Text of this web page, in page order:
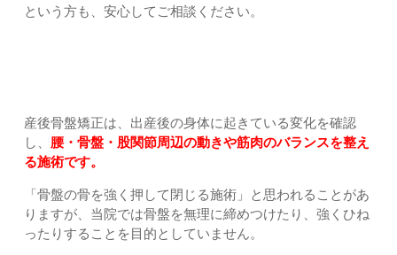
という方も、安心してご相談ください。
産後骨盤矯正は、出産後の身体に起きている変化を確認
し、 腰・骨盤・股関節周辺の動きや筋肉のバランスを整え
る施術です。
「骨盤の骨を強く押して閉じる施術」と思われることがあ
りますが、当院では骨盤を無理に締めつけたり、強くひね
ったりすることを目的としていません。